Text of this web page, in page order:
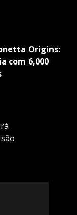
Origins:
com 6,000